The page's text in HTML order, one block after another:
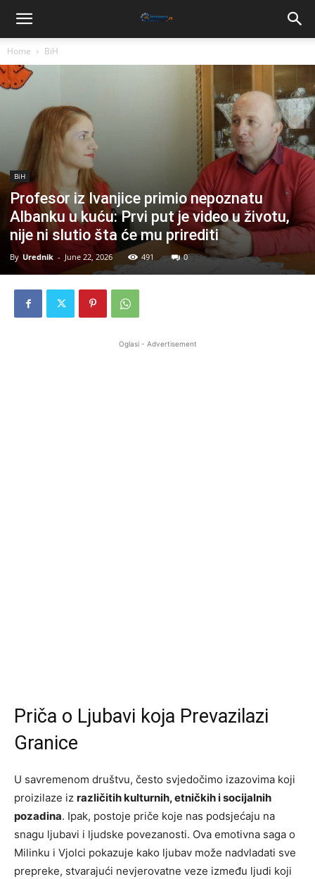
Home BiH
BiH
Profesor iz Ivanjice primio nepoznatu
Albanku u kuću: Prvi put je video u životu,
nije ni slutio šta će mu prirediti
By Urednik - June 22, 2026 491 0
Oglasi - Advertisement
Priča o Ljubavi koja Prevazilazi
Granice
U savremenom društvu, često svjedočimo izazovima koji
proizilaze iz različitih kulturnih, etničkih i socijalnih
pozadina. Ipak, postoje priče koje nas podsjećaju na
snagu ljubavi i ljudske povezanosti. Ova emotivna saga o
Milinku i Vjolci pokazuje kako ljubav može nadvladati sve
prepreke, stvarajući nevjerovatne veze između ljudi koji